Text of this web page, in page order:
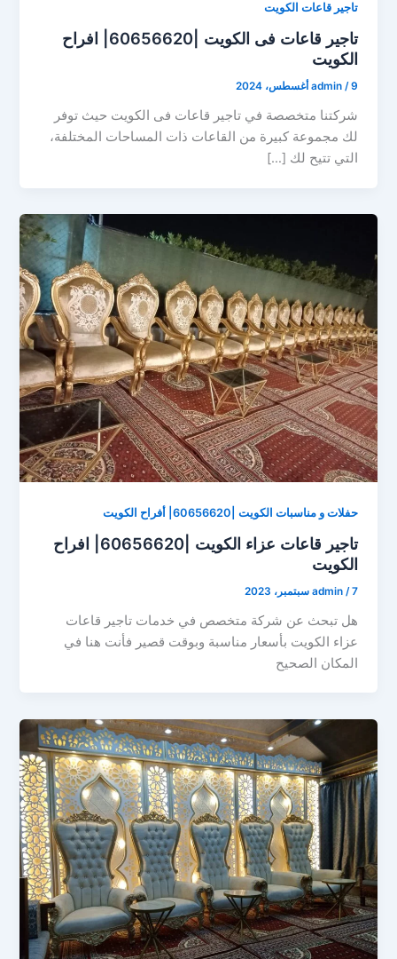
تاجير قاعات الكويت
تاجير قاعات فى الكويت |60656620| افراح
الكويت
admin /9 أغسطس، 2024
شركتنا متخصصة في تاجير قاعات فى الكويت حيث توفر
لك مجموعة كبيرة من القاعات ذات المساحات المختلفة،
التي تتيح لك […]
حفلات و مناسبات الكويت |60656620| أفراح الكويت
تاجير قاعات عزاء الكويت |60656620| افراح
الكويت
admin /7 سبتمبر، 2023
هل تبحث عن شركة متخصص في خدمات تاجير قاعات
عزاء الكويت بأسعار مناسبة وبوقت قصير فأنت هنا في
المكان الصحيح